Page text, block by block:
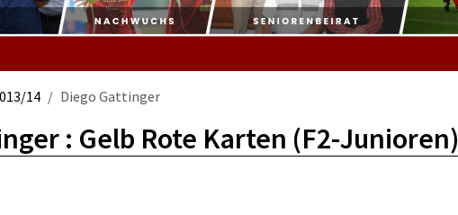
14 Diego Gattinger
: Gelb Rote Karten (F2-Junioren)